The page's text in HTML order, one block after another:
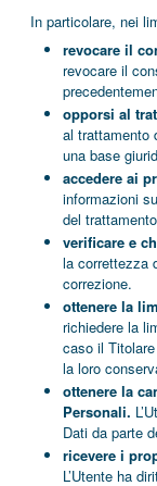
In particolare, nei
revocare il
revocare il
opporsi al
al trattamento
una base
accedere ai
informazioni
del
verificare e
la correttezza
correzione.
ottenere la
richiedere la
caso il
la loro
ottenere la
Personali.
Dati da parte
ricevere i
L’Utente ha